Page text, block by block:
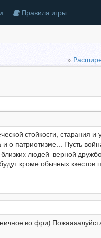
Правила игры
»
стойкости,
о патриотизме... Пусть
людей, верной
кроме обычных
во фри)